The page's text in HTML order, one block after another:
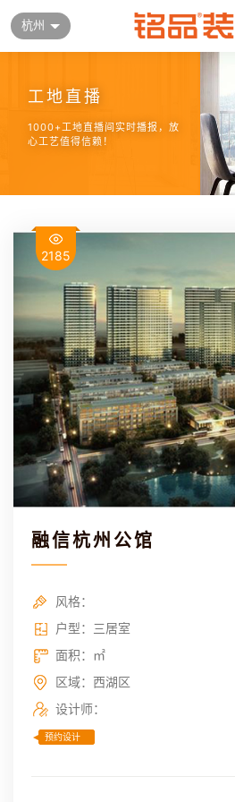
杭州
工地直播
1000+工地直播间实时播报，放
心工艺值得信赖！
2185
融信杭州公馆
风格：
户型：三居室
面积：㎡
区域：西湖区
设计师：
预约设计